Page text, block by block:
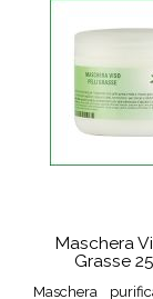
Maschera
Grasse
Maschera